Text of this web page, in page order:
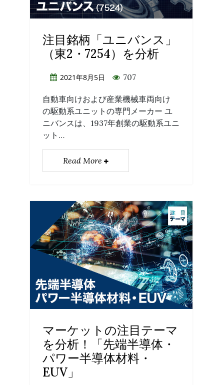
注目銘柄「ユニバンス」
（東2・7254）を分析
2021年8月5日 707
自動車向けおよび産業機械車両向け
の駆動系ユニットの専門メーカー ユ
ニバンスは、1937年創業の駆動系ユニ
ット…
Read More
マーケットの注目テーマ
を分析！「先端半導体・
パワー半導体材料・
EUV」